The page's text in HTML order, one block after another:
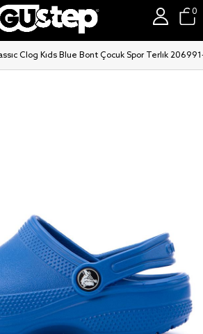
0
Clog Kids Blue Bont Çocuk Spor Terlik